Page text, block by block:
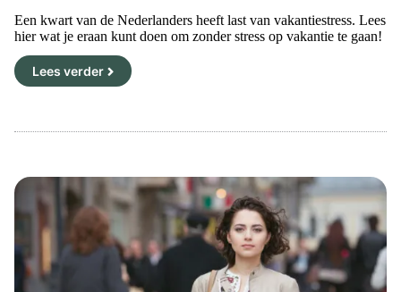
Een kwart van de Nederlanders heeft last van vakantiestress. Lees
hier wat je eraan kunt doen om zonder stress op vakantie te gaan!
Lees verder